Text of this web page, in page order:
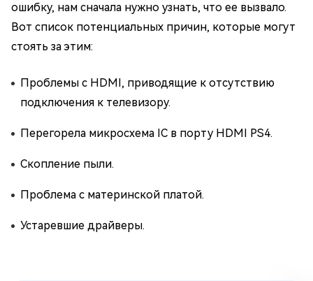
ошибку, нам сначала нужно узнать, что ее вызвало.
Вот список потенциальных причин, которые могут
стоять за этим:
Проблемы с HDMI, приводящие к отсутствию
подключения к телевизору.
Перегорела микросхема IC в порту HDMI PS4.
Скопление пыли.
Проблема с материнской платой.
Устаревшие драйверы.